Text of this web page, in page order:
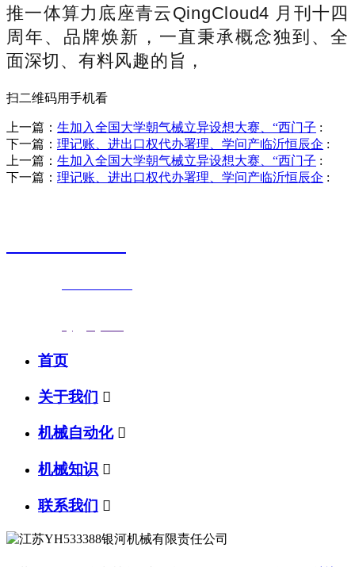
推一体算力底座青云QingCloud4 月刊十四
周年、品牌焕新，一直秉承概念独到、全
面深切、有料风趣的旨，
扫二维码用手机看
上一篇： 生加入全国大学朝气械立异设想大赛、“西门子 :
下一篇： 理记账、进出口权代办署理、学问产临沂恒辰企 :
上一篇： 生加入全国大学朝气械立异设想大赛、“西门子 :
下一篇： 理记账、进出口权代办署理、学问产临沂恒辰企 :
首页
关于我们 
机械自动化 
机械知识 
联系我们 